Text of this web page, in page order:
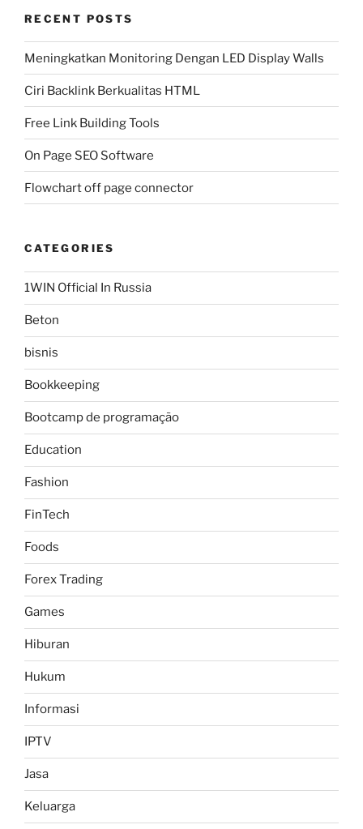
RECENT POSTS
Meningkatkan Monitoring Dengan LED Display Walls
Ciri Backlink Berkualitas HTML
Free Link Building Tools
On Page SEO Software
Flowchart off page connector
CATEGORIES
1WIN Official In Russia
Beton
bisnis
Bookkeeping
Bootcamp de programação
Education
Fashion
FinTech
Foods
Forex Trading
Games
Hiburan
Hukum
Informasi
IPTV
Jasa
Keluarga